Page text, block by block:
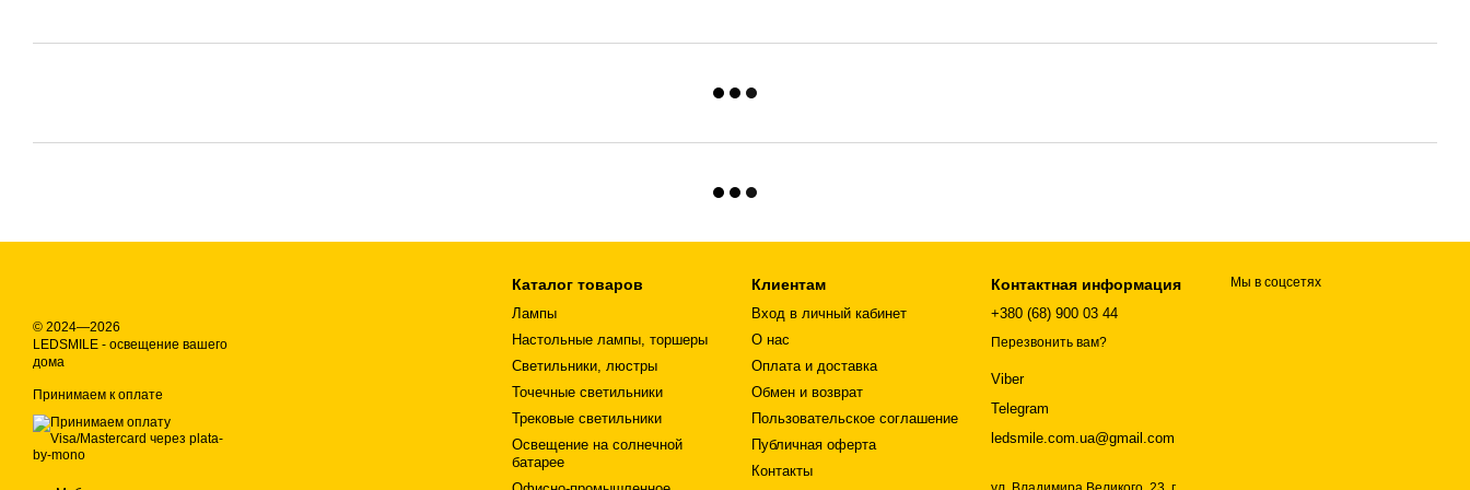
© 2024—2026
LEDSMILE - освещение вашего
дома
Принимаем к оплате
Каталог товаров
Лампы
Настольные лампы, торшеры
Светильники, люстры
Точечные светильники
Трековые светильники
Освещение на солнечной
батарее
Клиентам
Вход в личный кабинет
О нас
Оплата и доставка
Обмен и возврат
Пользовательское соглашение
Публичная оферта
Контакты
Контактная информация
+380 (68) 900 03 44
Перезвонить вам?
Viber
Telegram
ledsmile.com.ua@gmail.com
Мы в соцсетях